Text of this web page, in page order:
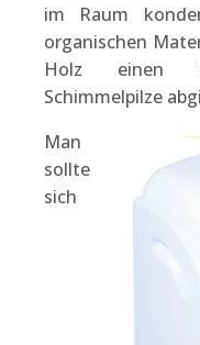
im Raum
organischen
Holz einen
Schimmelpilze
Man
sollte
sich